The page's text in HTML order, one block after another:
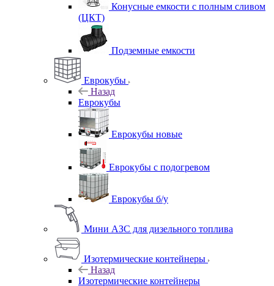
Конусные емкости с полным сливом
(ЦКТ)
Подземные емкости
Еврокубы
Назад
Еврокубы
Еврокубы новые
Еврокубы с подогревом
Еврокубы б/у
Мини АЗС для дизельного топлива
Изотермические контейнеры
Назад
Изотермические контейнеры